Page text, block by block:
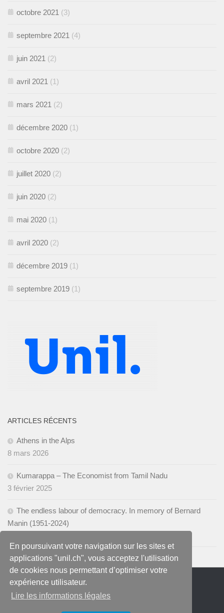
En poursuivant votre navigation sur les sites et
applications "unil.ch", vous acceptez l'utilisation
de cookies nous permettant d’optimiser votre
expérience utilisateur.
Lire les informations légales
octobre 2021 (3)
septembre 2021 (4)
juin 2021 (2)
avril 2021 (1)
mars 2021 (2)
décembre 2020 (1)
octobre 2020 (2)
juillet 2020 (2)
juin 2020 (2)
mai 2020 (1)
avril 2020 (2)
décembre 2019 (1)
septembre 2019 (1)
ARTICLES RÉCENTS
Athens in the Alps
8 mars 2026
Kumarappa – The Economist from Tamil Nadu
3 février 2025
The endless labour of democracy. In memory of Bernard
Manin (1951-2024)
Blog du Centre Walras Pareto © 2026.